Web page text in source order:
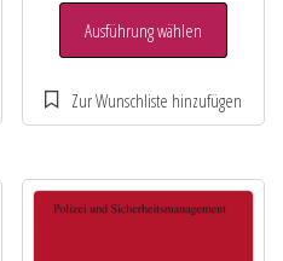
Ausführung wählen